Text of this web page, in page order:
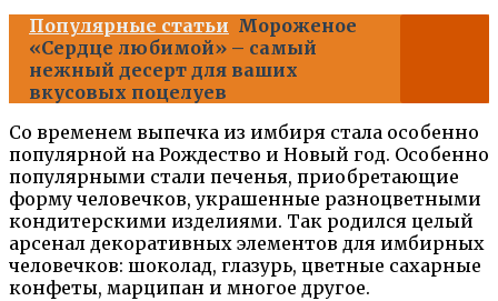
Популярные статьи Мороженое
«Сердце любимой» – самый
нежный десерт для ваших
вкусовых поцелуев
Со временем выпечка из имбиря стала особенно
популярной на Рождество и Новый год. Особенно
популярными стали печенья, приобретающие
форму человечков, украшенные разноцветными
кондитерскими изделиями. Так родился целый
арсенал декоративных элементов для имбирных
человечков: шоколад, глазурь, цветные сахарные
конфеты, марципан и многое другое.